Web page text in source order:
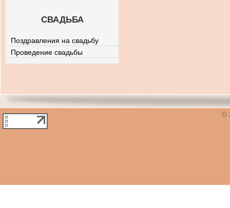
СВАДЬБА
Поздравления на свадьбу
Проведение свадьбы
©